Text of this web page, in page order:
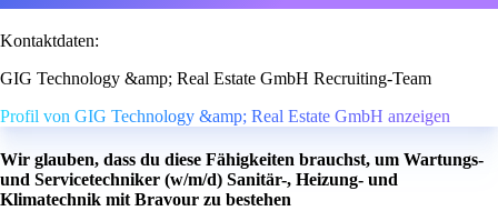
Kontaktdaten:
GIG Technology &amp; Real Estate GmbH Recruiting-Team
Profil von GIG Technology &amp; Real Estate GmbH anzeigen
Wir glauben, dass du diese Fähigkeiten brauchst, um Wartungs-
und Servicetechniker (w/m/d) Sanitär-, Heizung- und
Klimatechnik mit Bravour zu bestehen